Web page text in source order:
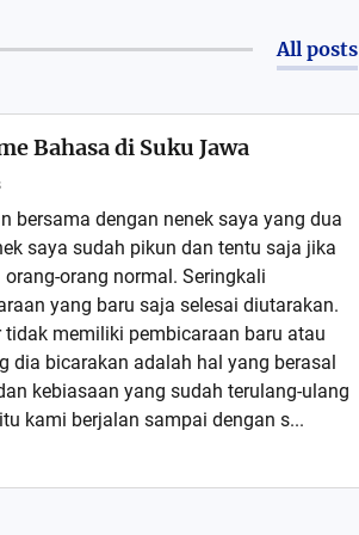
All posts
Bahasa di Suku Jawa
bersama dengan nenek saya yang dua
saya sudah pikun dan tentu saja jika
orang normal. Seringkali
yang baru saja selesai diutarakan.
memiliki pembicaraan baru atau
dia bicarakan adalah hal yang berasal
kebiasaan yang sudah terulang-ulang
kami berjalan sampai dengan s...